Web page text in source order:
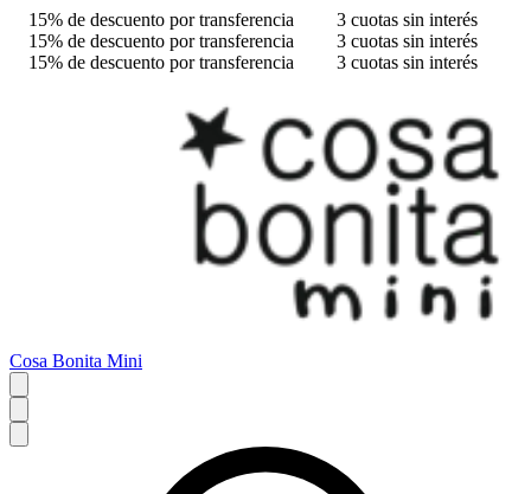
15% de descuento por transferencia
3 cuotas sin interés
15% de descuento por transferencia
3 cuotas sin interés
15% de descuento por transferencia
3 cuotas sin interés
Cosa Bonita Mini